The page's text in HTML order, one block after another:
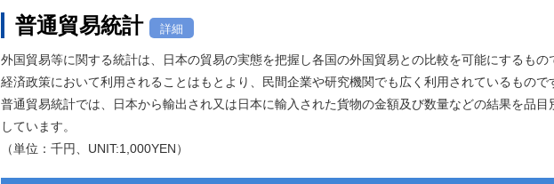
普通貿易統計 詳細
外国貿易等に関する統計は、日本の貿易の実態を把握し各国の外国貿易との比較を可能にするも
経済政策において利用されることはもとより、民間企業や研究機関でも広く利用されているもので
普通貿易統計では、日本から輸出され又は日本に輸入された貨物の金額及び数量などの結果を品
しています。
（単位：千円、UNIT:1,000YEN）